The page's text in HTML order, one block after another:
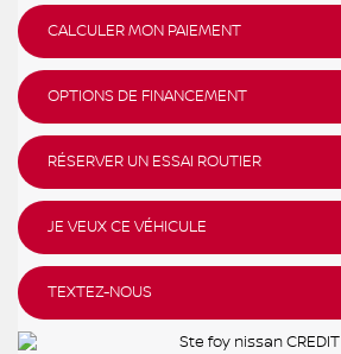
CALCULER MON PAIEMENT
OPTIONS DE FINANCEMENT
RÉSERVER UN ESSAI ROUTIER
JE VEUX CE VÉHICULE
TEXTEZ-NOUS